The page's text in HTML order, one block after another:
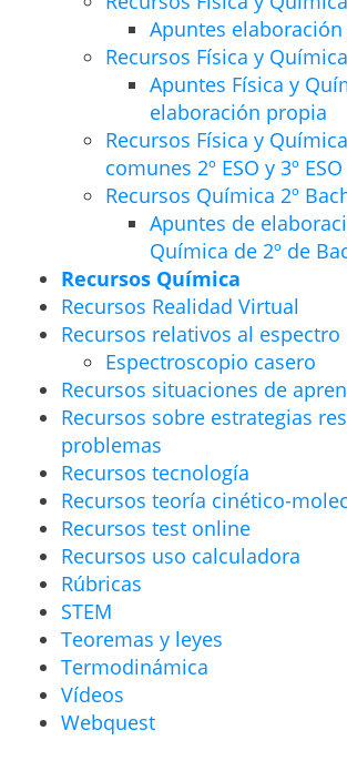
Apuntes elaboración
Recursos Física y Química
Apuntes Física y
elaboración propia
Recursos Física y
comunes 2º ESO y 3º ESO
Recursos Química 2º
Apuntes de
Química de 2º de
Recursos Química
Recursos Realidad Virtual
Recursos relativos al espectro
Espectroscopio casero
Recursos situaciones de
Recursos sobre estrategias
problemas
Recursos tecnología
Recursos teoría cinético-
Recursos test online
Recursos uso calculadora
Rúbricas
STEM
Teoremas y leyes
Termodinámica
Vídeos
Webquest